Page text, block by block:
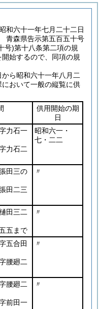
昭和六十一年七月二十二日
青森県告示第五百五十号
号)第十八条第二項の規
始するので、同項の規
ら昭和六十一年八月二
おいて一般の縦覧に供
供用開始の期
日
力石一
力石二
昭和六一・
七・二二
田三の
田二三
〃
田三二
五まで
〃
五合田
腰廻二
〃
腰廻二
前田一
〃